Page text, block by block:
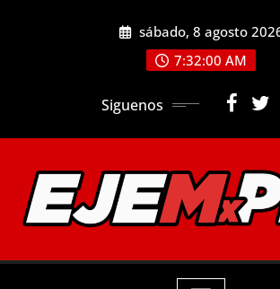
sábado, 8 agosto
7:32:01 AM
Siguenos